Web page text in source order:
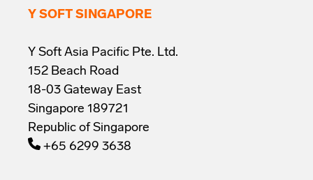
Y SOFT SINGAPORE
Y Soft Asia Pacific Pte. Ltd.
152 Beach Road
18-03 Gateway East
Singapore 189721
Republic of Singapore
+65 6299 3638